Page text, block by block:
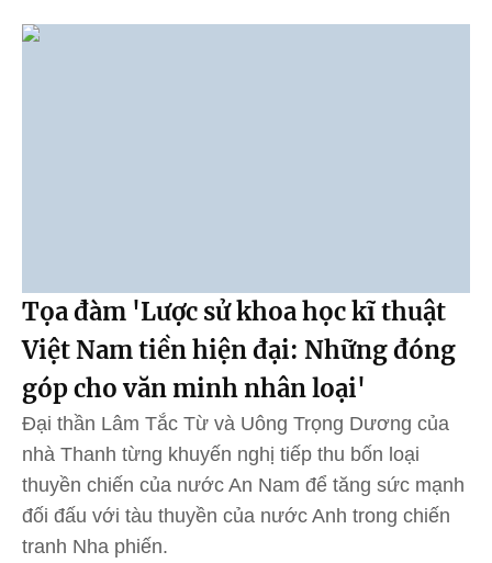
Tọa đàm 'Lược sử khoa học kĩ thuật
Việt Nam tiền hiện đại: Những đóng
góp cho văn minh nhân loại'
Đại thần Lâm Tắc Từ và Uông Trọng Dương của
nhà Thanh từng khuyến nghị tiếp thu bốn loại
thuyền chiến của nước An Nam để tăng sức mạnh
đối đấu với tàu thuyền của nước Anh trong chiến
tranh Nha phiến.